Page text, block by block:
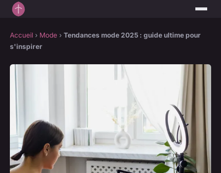
Accueil › Mode › Tendances mode 2025 : guide ultime pour
s'inspirer